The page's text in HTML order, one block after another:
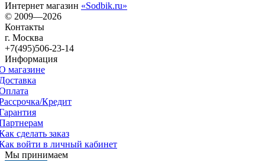
Интернет магазин «Sodbik.ru»
© 2009—2026
Контакты
г. Москва
+7(495)506-23-14
Информация
магазине
Кредит
сделать заказ
войти в личный кабинет
Мы принимаем